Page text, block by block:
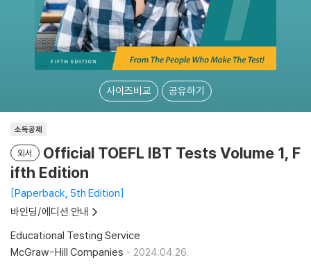
사이즈비교 공유하기
소득공제
외서
Official TOEFL IBT Tests Volume 1, F
ifth Edition
Paperback, 5th Edition
바인딩/에디션 안내
Educational Testing Service
McGraw-Hill Companies
2024.04.26.